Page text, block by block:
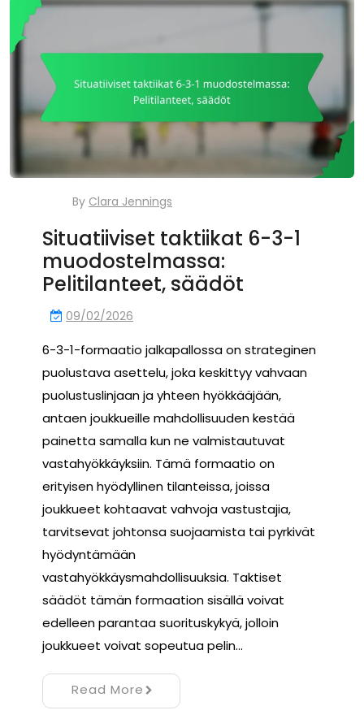
By Clara Jennings
Situatiiviset taktiikat 6-3-1
muodostelmassa:
Pelitilanteet, säädöt
09/02/2026
6-3-1-formaatio jalkapallossa on strateginen
puolustava asettelu, joka keskittyy vahvaan
puolustuslinjaan ja yhteen hyökkääjään,
antaen joukkueille mahdollisuuden kestää
painetta samalla kun ne valmistautuvat
vastahyökkäyksiin. Tämä formaatio on
erityisen hyödyllinen tilanteissa, joissa
joukkueet kohtaavat vahvoja vastustajia,
tarvitsevat johtonsa suojaamista tai pyrkivät
hyödyntämään
vastahyökkäysmahdollisuuksia. Taktiset
säädöt tämän formaation sisällä voivat
edelleen parantaa suorituskykyä, jolloin
joukkueet voivat sopeutua pelin…
Read More